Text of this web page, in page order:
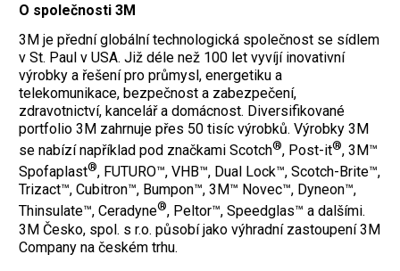
O společnosti 3M
3M je přední globální technologická společnost se sídlem
v St. Paul v USA. Již déle než 100 let vyvíjí inovativní
výrobky a řešení pro průmysl, energetiku a
telekomunikace, bezpečnost a zabezpečení,
zdravotnictví, kancelář a domácnost. Diversifikované
portfolio 3M zahrnuje přes 50 tisíc výrobků. Výrobky 3M
se nabízí například pod značkami Scotch®, Post-it®, 3M™
Spofaplast®, FUTURO™, VHB™, Dual Lock™, Scotch-Brite™,
Trizact™, Cubitron™, Bumpon™, 3M™ Novec™, Dyneon™,
Thinsulate™, Ceradyne®, Peltor™, Speedglas™ a dalšími.
3M Česko, spol. s r.o. působí jako výhradní zastoupení 3M
Company na českém trhu.